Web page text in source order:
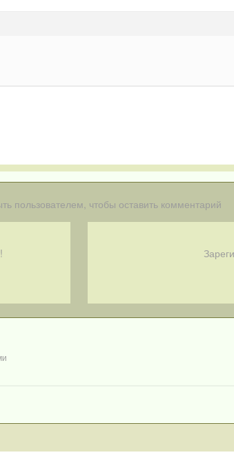
пользователем, чтобы оставить комментарий